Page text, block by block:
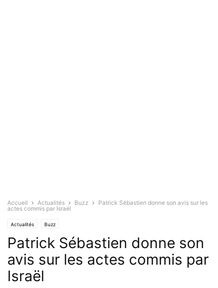
Accueil Actualités Buzz
Patrick Sébastien donne son avis sur les
actes commis par Israël
Actualités Buzz
Patrick Sébastien donne son
avis sur les actes commis par
Israël